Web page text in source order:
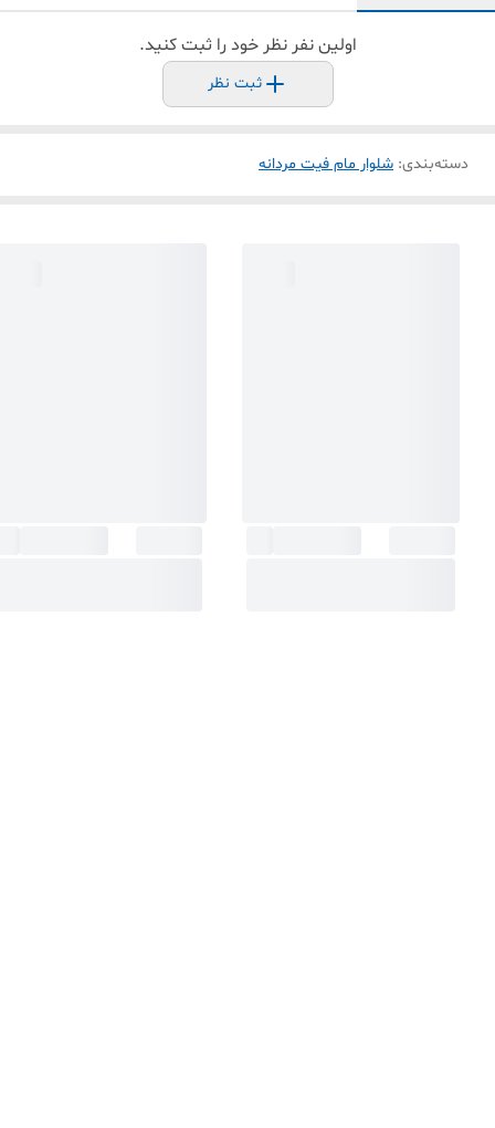
اولین نفر نظر خود را ثبت کنید.
ثبت نظر
دسته‌بندی: شلوار مام فیت مردانه